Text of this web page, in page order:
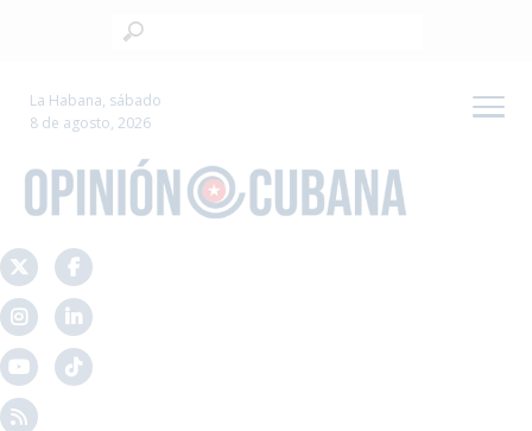
La Habana, sábado
8 de agosto, 2026